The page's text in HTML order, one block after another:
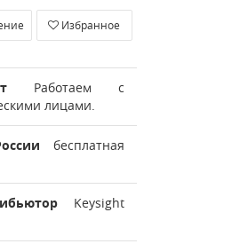
Избранное
Работаем с
лицами.
бесплатная
Keysight